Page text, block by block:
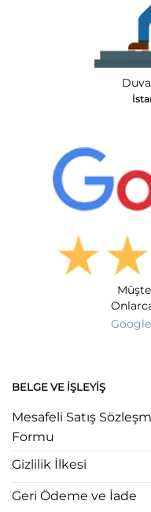
BELGE VE İŞLEYIŞ
Mesafeli Satış
Formu
Gizlilik İlkesi
Geri Ödeme ve İade